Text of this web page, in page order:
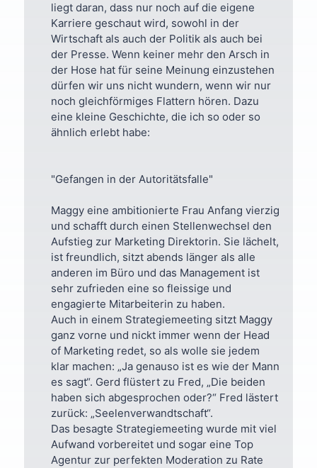
liegt daran, dass nur noch auf die eigene
Karriere geschaut wird, sowohl in der
Wirtschaft als auch der Politik als auch bei
der Presse. Wenn keiner mehr den Arsch in
der Hose hat für seine Meinung einzustehen
dürfen wir uns nicht wundern, wenn wir nur
noch gleichförmiges Flattern hören. Dazu
eine kleine Geschichte, die ich so oder so
ähnlich erlebt habe:
"Gefangen in der Autoritätsfalle"
Maggy eine ambitionierte Frau Anfang vierzig
und schafft durch einen Stellenwechsel den
Aufstieg zur Marketing Direktorin. Sie lächelt,
ist freundlich, sitzt abends länger als alle
anderen im Büro und das Management ist
sehr zufrieden eine so fleissige und
engagierte Mitarbeiterin zu haben.
Auch in einem Strategiemeeting sitzt Maggy
ganz vorne und nickt immer wenn der Head
of Marketing redet, so als wolle sie jedem
klar machen: „Ja genauso ist es wie der Mann
es sagt“. Gerd flüstert zu Fred, „Die beiden
haben sich abgesprochen oder?“ Fred lästert
zurück: „Seelenverwandtschaft“.
Das besagte Strategiemeeting wurde mit viel
Aufwand vorbereitet und sogar eine Top
Agentur zur perfekten Moderation zu Rate